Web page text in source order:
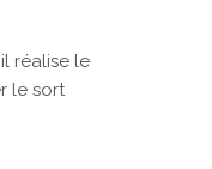
réalise le
le sort